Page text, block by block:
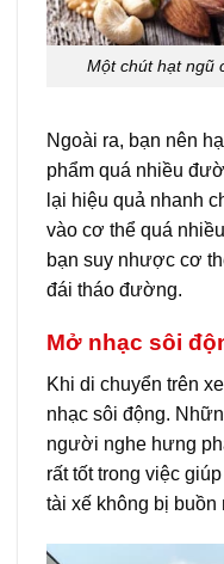
Một chút hạt ngũ
Ngoài ra, bạn nên
phẩm quá nhiều
lại hiệu quả nhanh
vào cơ thể quá
bạn suy nhược cơ
đái tháo đường.
Mở nhạc sôi
Khi di chuyển trên
nhạc sôi động.
người nghe hưng
rất tốt trong việc
tài xế không bị buồn